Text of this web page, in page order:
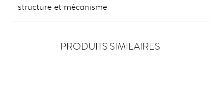
structure et mécanisme
PRODUITS SIMILAIRES